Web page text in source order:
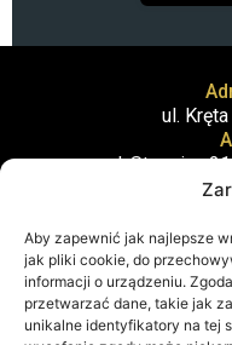
Aby zapewnić jak najlepsze
jak pliki cookie, do
informacji o urządzeniu.
przetwarzać dane, takie jak
unikalne identyfikatory na tej
ul.
ul. Staszica